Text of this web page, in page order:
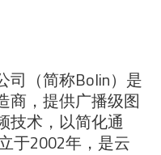
司（简称Bolin）是
商，提供广播级图
技术，以简化通
于2002年，是云